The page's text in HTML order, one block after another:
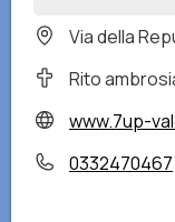
Via della
Rito
www.7up-
0332470467